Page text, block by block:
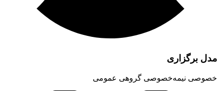
مدل برگزاری
خصوصی نیمه‌خصوصی گروهی عمومی